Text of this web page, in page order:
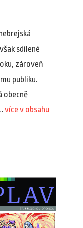
sdílené
zároveň
publiku.
obecně
více v obsahu